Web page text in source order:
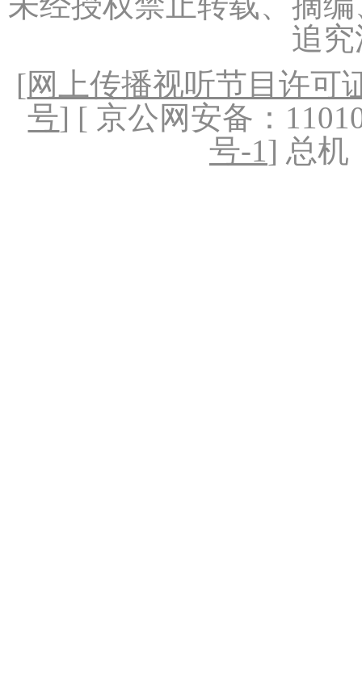
追
[网上传播视听节目许可
号] [ 京公网安备：
号-1] 总机